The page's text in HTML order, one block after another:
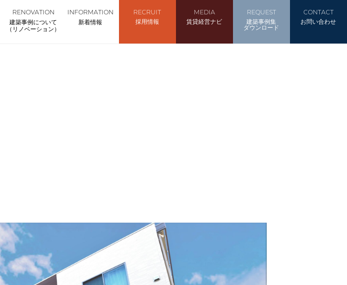
RENOVATION
建築事例について
（リノベーション）
INFORMATION
新着情報
RECRUIT
採用情報
MEDIA
賃貸経営ナビ
REQUEST
建築事例集
ダウンロード
CONTACT
お問い合わせ